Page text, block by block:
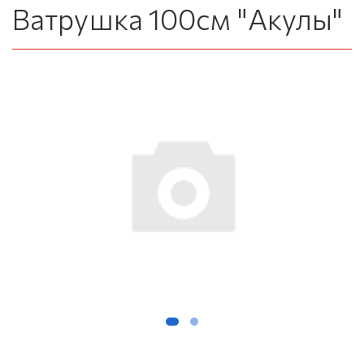
Ватрушка 100см "Акулы"